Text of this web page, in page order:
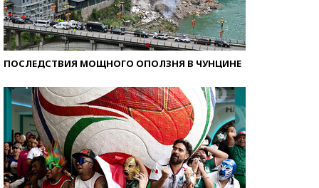
ПОСЛЕДСТВИЯ МОЩНОГО ОПОЛЗНЯ В ЧУНЦИНЕ